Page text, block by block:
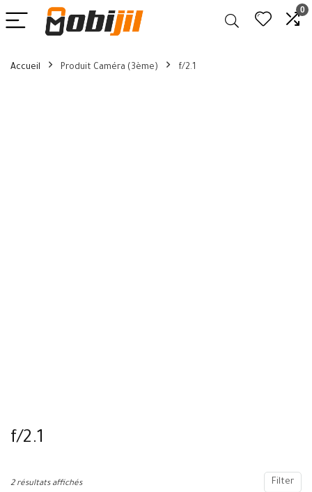
0
Accueil Produit Caméra (3ème) f/2.1
f/2.1
Filter
2 résultats affichés